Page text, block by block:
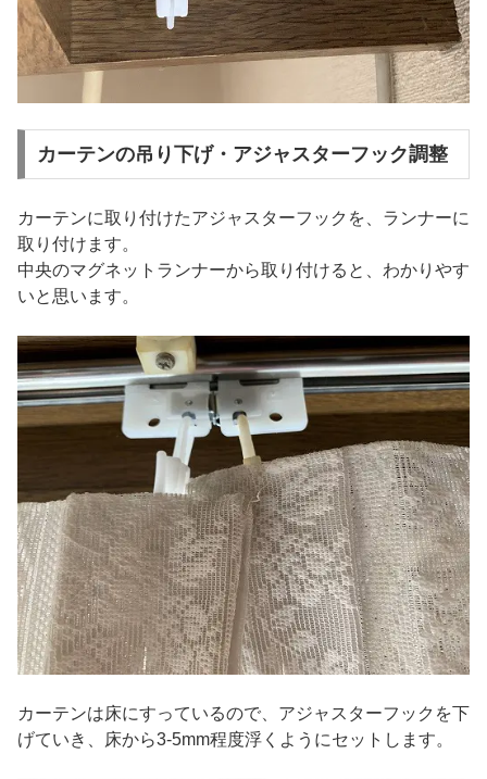
カーテンの吊り下げ・アジャスターフック調整
カーテンに取り付けたアジャスターフックを、ランナーに
取り付けます。
中央のマグネットランナーから取り付けると、わかりやす
いと思います。
カーテンは床にすっているので、アジャスターフックを下
げていき、床から3-5mm程度浮くようにセットします。